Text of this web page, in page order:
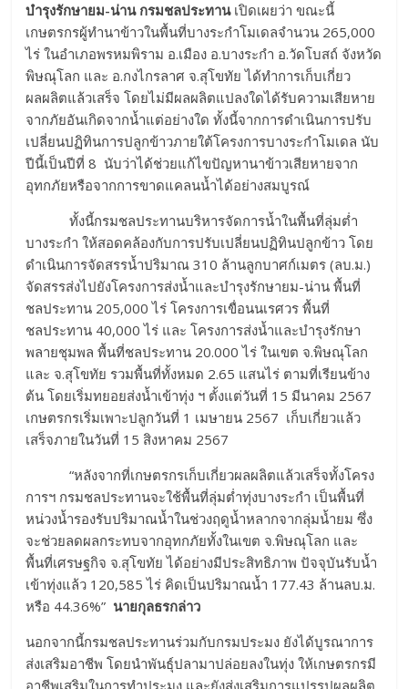
บำรุงรักษายม-น่าน กรมชลประทานเปิดเผยว่า ขณะนี้
เกษตรกรผู้ทำนาข้าวในพื้นที่บางระกำโมเดลจำนวน 265,000
ไร่ ในอำเภอพรหมพิราม อ.เมือง อ.บางระกำ อ.วัดโบสถ์ จังหวัด
พิษณุโลก และ อ.กงไกรลาศ จ.สุโขทัย ได้ทำการเก็บเกี่ยว
ผลผลิตแล้วเสร็จ โดยไม่มีผลผลิตแปลงใดได้รับความเสียหาย
จากภัยอันเกิดจากน้ำแต่อย่างใด ทั้งนี้จากการดำเนินการปรับ
เปลี่ยนปฏิทินการปลูกข้าวภายใต้โครงการบางระกำโมเดล นับ
ปีนี้เป็นปีที่ 8 นับว่าได้ช่วยแก้ไขปัญหานาข้าวเสียหายจาก
อุทกภัยหรือจากการขาดแคลนน้ำได้อย่างสมบูรณ์
ทั้งนี้กรมชลประทานบริหารจัดการน้ำในพื้นที่ลุ่มต่ำ
บางระกำ ให้สอดคล้องกับการปรับเปลี่ยนปฏิทินปลูกข้าว โดย
ดำเนินการจัดสรรน้ำปริมาณ 310 ล้านลูกบาศก์เมตร (ลบ.ม.)
จัดสรรส่งไปยังโครงการส่งน้ำและบำรุงรักษายม-น่าน พื้นที่
ชลประทาน 205,000 ไร่ โครงการเขื่อนนเรศวร พื้นที่
ชลประทาน 40,000 ไร่ และ โครงการส่งน้ำและบำรุงรักษา
พลายชุมพล พื้นที่ชลประทาน 20.000 ไร่ ในเขต จ.พิษณุโลก
และ จ.สุโขทัย รวมพื้นที่ทั้งหมด 2.65 แสนไร่ ตามที่เรียนข้าง
ต้น โดยเริ่มทยอยส่งน้ำเข้าทุ่ง ฯ ตั้งแต่วันที่ 15 มีนาคม 2567
เกษตรกรเริ่มเพาะปลูกวันที่ 1 เมษายน 2567 เก็บเกี่ยวแล้ว
เสร็จภายในวันที่ 15 สิงหาคม 2567
“หลังจากที่เกษตรกรเก็บเกี่ยวผลผลิตแล้วเสร็จทั้งโครง
การฯ กรมชลประทานจะใช้พื้นที่ลุ่มต่ำทุ่งบางระกำ เป็นพื้นที่
หน่วงน้ำรองรับปริมาณน้ำในช่วงฤดูน้ำหลากจากลุ่มน้ำยม ซึ่ง
จะช่วยลดผลกระทบจากอุทกภัยทั้งในเขต จ.พิษณุโลก และ
พื้นที่เศรษฐกิจ จ.สุโขทัย ได้อย่างมีประสิทธิภาพ ปัจจุบันรับน้ำ
เข้าทุ่งแล้ว 120,585 ไร่ คิดเป็นปริมาณน้ำ 177.43 ล้านลบ.ม.
หรือ 44.36%” นายกุลธรกล่าว
นอกจากนี้กรมชลประทานร่วมกับกรมประมง ยังได้บูรณาการ
ส่งเสริมอาชีพ โดยนำพันธุ์ปลามาปล่อยลงในทุ่ง ให้เกษตรกรมี